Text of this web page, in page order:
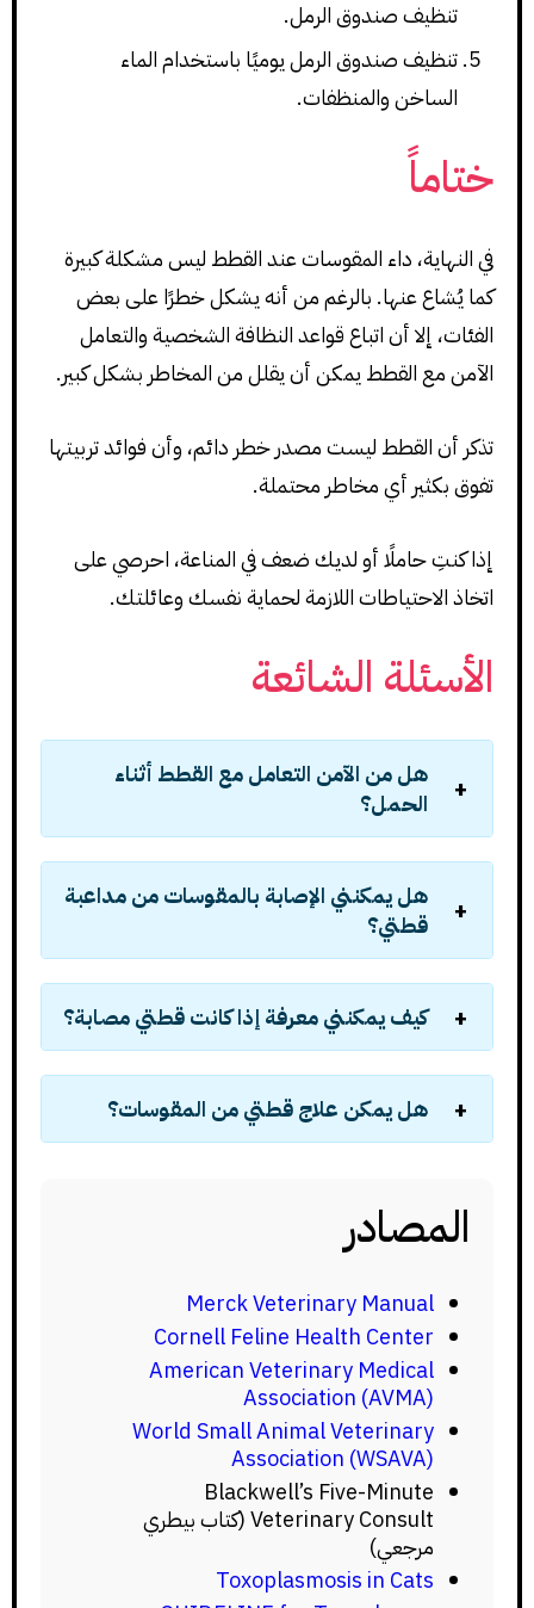
تنظيف صندوق الرمل.
تنظيف صندوق الرمل يوميًا باستخدام الماء
الساخن والمنظفات.
ختاماً
في النهاية، داء المقوسات عند القطط ليس مشكلة كبيرة
كما يُشاع عنها. بالرغم من أنه يشكل خطرًا على بعض
الفئات، إلا أن اتباع قواعد النظافة الشخصية والتعامل
الآمن مع القطط يمكن أن يقلل من المخاطر بشكل كبير.
تذكر أن القطط ليست مصدر خطر دائم، وأن فوائد تربيتها
تفوق بكثير أي مخاطر محتملة.
إذا كنتِ حاملًا أو لديك ضعف في المناعة، احرصي على
اتخاذ الاحتياطات اللازمة لحماية نفسك وعائلتك.
الأسئلة الشائعة
هل من الآمن التعامل مع القطط أثناء
الحمل؟
هل يمكنني الإصابة بالمقوسات من مداعبة
قطتي؟
كيف يمكنني معرفة إذا كانت قطتي مصابة؟
هل يمكن علاج قطتي من المقوسات؟
المصادر
Merck Veterinary Manual
Cornell Feline Health Center
American Veterinary Medical
Association (AVMA)
World Small Animal Veterinary
Association (WSAVA)
Blackwell’s Five-Minute
Veterinary Consult (كتاب بيطري
مرجعي)
Toxoplasmosis in Cats